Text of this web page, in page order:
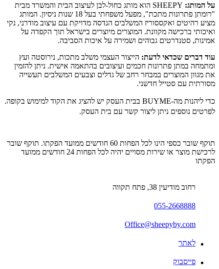
על המותג:
SHEEPY הוא מותג כחול-לבן לעיצוב הבית והמשרד מבית
"רומתן פתרונות מתכת", מפעל משפחתי בעל 18 שנות ניסיון. המותג
מציע רהיטים ואקססוריז המשלבים הנדסה מדויקת עם עיצוב מודרני, נקי
ואיכותי ברכישה מקוונת. המוצרים מיוצרים בישראל תוך הקפדה על
אמינות, סטנדרטים גבוהים ושמירה על איכות הסביבה.
עוד דברים שכדאי לדעת: הייצור העצמי משלב מתכות, נירוסטה ועץ
ומתמחה במתן פתרונות חכמים ועיצובים בהתאמה אישית. ניתן להזמין
את מגוון המוצרים במבחר רחב של גדלים וצבעים המשלבים תעשייה
מסורתית עם סטייל חדשני.
כדי ליהנות מה-BUYME בבית העסק יש להציג את הקוד למימוש בקופה.
לפרטים נוספים ניתן ליצור קשר עם בית העסק.
תוקף שובר כספי הינו לכל הפחות 60 חודשים ממועד הפקתו. תוקף שובר
לרכישת מוצר או שירות מסויים יהיה לכל הפחות 24 חודשים ממועד
הפקתו
רחוב מודיעין 38, פתח תקווה
055-2668888
Office@sheepyby.com
לאתר
פייסבוק